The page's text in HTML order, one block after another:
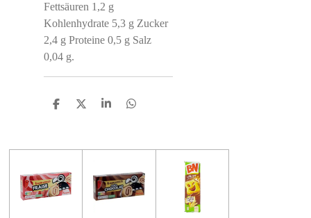
Fettsäuren 1,2 g
Kohlenhydrate 5,3 g Zucker
2,4 g Proteine ​​0,5 g Salz
0,04 g.
S
e
S
e
S
e
S
e